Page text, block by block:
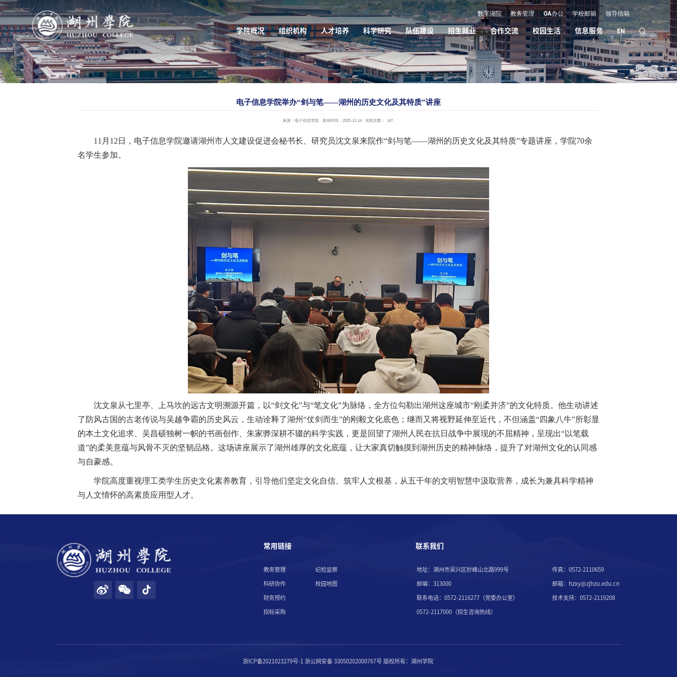
数字湖院 教务管理 OA办公 学校邮箱 领导信箱
学院概况 组织机构 人才培养 科学研究 队伍建设 招生就业 合作交流 校园生活 信息服务 EN
导航
学院概况
电子信息学院举办“剑与笔——湖州的历史文化及其特质”讲座
来源：电子信息学院 发布时间：2025-11-14 浏览次数： 147
11月12日，电子信息学院邀请湖州市人文建设促进会秘书长、研究员沈文泉来院作“剑与笔——湖州的历史文化及其特质”专题讲座，学院70余
名学生参加。
沈文泉 从七里亭、上马坎的远古文明溯源开篇，以“剑文化”与“笔文化”为脉络，全方位勾勒出湖州这座城市“刚柔并济”的文化特质。他生动讲述
了防风古国的古老传说与吴越争霸的历史风云，生动诠释了湖州“仗剑而生”的刚毅文化底色；继而又将视野延伸至近代，不但涵盖“四象八牛”所彰显
的本土文化追求、吴昌硕独树一帜的书画创作、朱家骅深耕不辍的科学实践，更是回望了湖州人民在抗日战争中展现的不屈精神，呈现出“以笔载
道”的柔美意蕴与风骨不灭的坚韧品格。这场讲座展示了湖州雄厚的文化底蕴，让大家真切触摸到湖州历史的精神脉络，提升了对湖州文化的认同感
与自豪感。
学院高度重视理工类学生历史文化素养教育，引导他们坚定文化自信、筑牢人文根基，从五千年的文明智慧中汲取营养，成长为兼具科学精神
与人文情怀的高素质应用型人才。
常用链接
教务管理
科研协作
财务预约
招标采购
纪检监察
校园地图
联系我们
地址：湖州市吴兴区妙峰山北路999号
邮编：313000
联系电话：0572-2116277（党委办公室）
0572-2117000（招生咨询热线）
传真：0572-2110659
邮箱：hzxy@zjhzu.edu.cn
技术支持：0572-2119208
浙ICP备2021023279号-1 浙公网安备 33050202000767号 版权所有：湖州学院